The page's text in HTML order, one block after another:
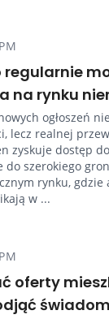
regularnie
na rynku
ogłoszeń
lecz realnej
zyskuje dostęp
do szerokiego
rynku, gdzie
w ...
oferty